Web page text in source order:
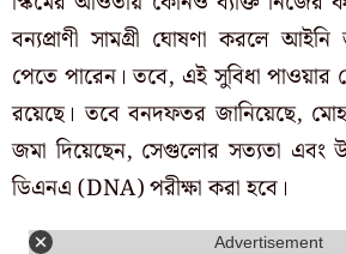
বন্যপ্রাণী সামগ্রী ঘোষণা করলে
পেতে পারেন। তবে, এই সুবিধা পাওয়ার
রয়েছে। তবে বনদফতর জানিয়েছে,
জমা দিয়েছেন, সেগুলোর সত্যতা এবং
ডিএনএ (DNA) পরীক্ষা করা হবে।
Advertisement